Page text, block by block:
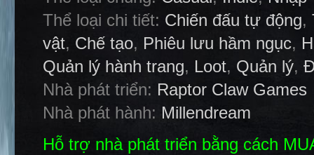
Thể loại chi tiết: Chiến đấu tự động,
vật, Chế tạo, Phiêu lưu hầm ngục,
Quản lý hành trang, Loot, Quản lý,
Nhà phát triển: Raptor Claw Games
Nhà phát hành: Millendream
Hỗ trợ nhà phát triển bằng cách